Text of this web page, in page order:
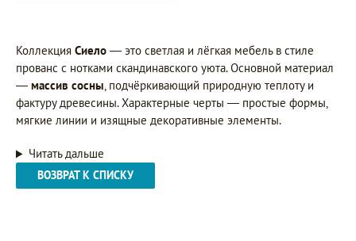
Коллекция Сиело — это светлая и лёгкая мебель в стиле
прованс с нотками скандинавского уюта. Основной материал
— массив сосны, подчёркивающий природную теплоту и
фактуру древесины. Характерные черты — простые формы,
мягкие линии и изящные декоративные элементы.
Читать дальше
ВОЗВРАТ К СПИСКУ